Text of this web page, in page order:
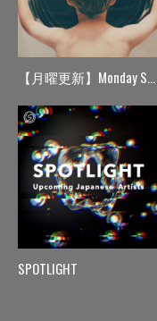
【月曜更新】Monday Spin
SPOTLIGHT